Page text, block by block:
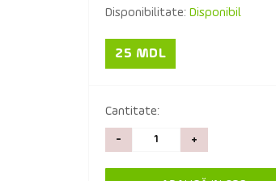
Disponibilitate: Disponibil
25 MDL
Cantitate:
- +